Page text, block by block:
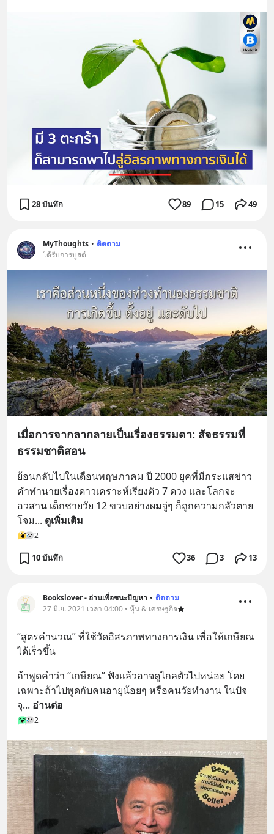
28 บันทึก 89 15 49
MyThoughts • ติดตาม
ได้รับการบูสต์
เมื่อการจากลากลายเป็นเรื่องธรรมดา: สัจธรรมที่
ธรรมชาติสอน
ย้อนกลับไปในเดือนพฤษภาคม ปี 2000 ยุคที่มีกระแสข่าว
คำทำนายเรื่องดาวเคราะห์เรียงตัว 7 ดวง และโลกจะ
อวสาน เด็กชายวัย 12 ขวบอย่างผมจู่ๆ ก็ถูกความกลัวตาย
โจม... ดูเพิ่มเติม
2
10 บันทึก 36 3 13
Bookslover - อ่านเพื่อชนะปัญหา • ติดตาม
27 มิ.ย. 2021 เวลา 04:00 • หุ้น & เศรษฐกิจ
“สูตรคำนวณ” ที่ใช้วัดอิสรภาพทางการเงิน เพื่อให้เกษียณ
ได้เร็วขึ้น
ถ้าพูดคำว่า “เกษียณ” ฟังแล้วอาจดูไกลตัวไปหน่อย โดย
เฉพาะถ้าไปพูดกับคนอายุน้อยๆ หรือคนวัยทำงาน ในปัจ
จุ... อ่านต่อ
2